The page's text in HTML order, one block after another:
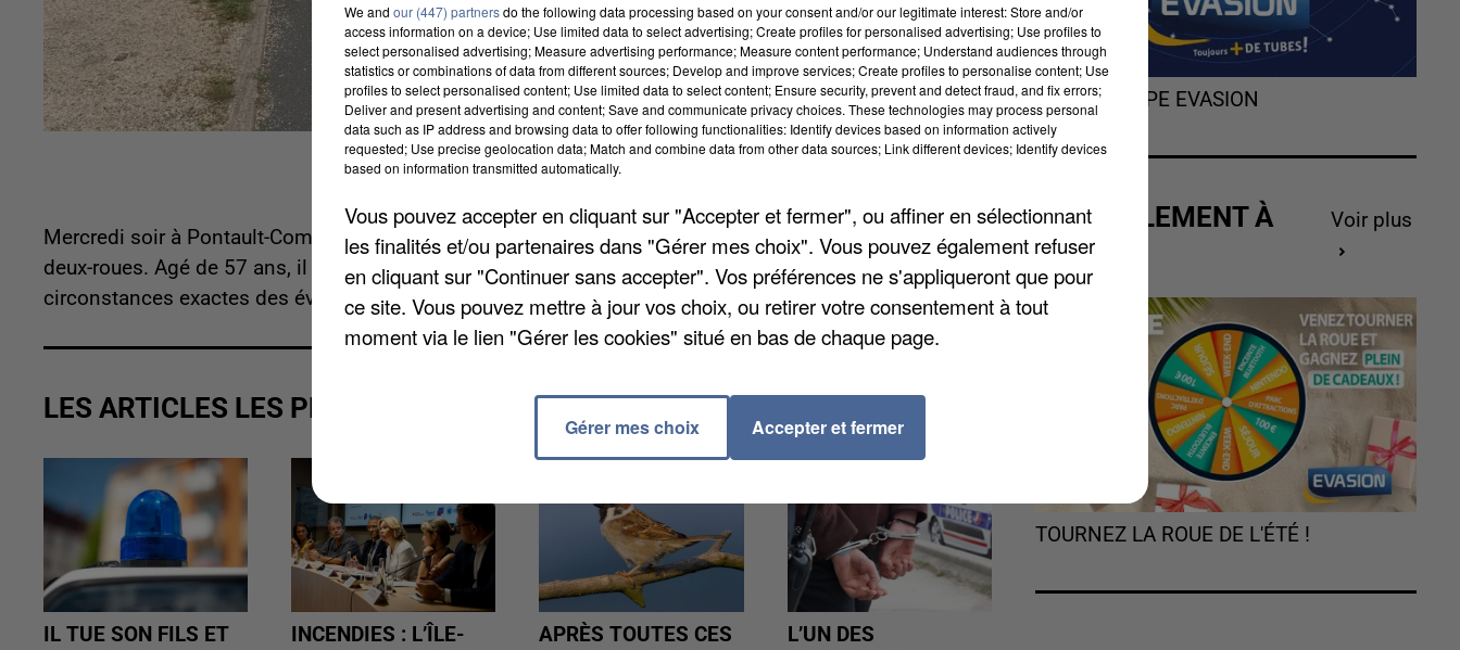
Mercredi soir à Pontault-Combault, sur la Départementale 604, un motard a perdu le contrôle de son
deux-roues. Agé de 57 ans, il a dû être transporté à l'hôpital par hélicoptère dans un état grave. Les
circonstances exactes des événements restaient, aux dernières nouvelles, à déterminer.
LES ARTICLES LES PLUS VUS
IL TUE SON FILS ET
INCENDIES : L’ÎLE-
APRÈS TOUTES CES
L’UN DES
L'HOROSCOPE EVASION
ACTUELLEMENT À
GAGNER
Voir plus
TOURNEZ LA ROUE DE L'ÉTÉ !
We and our (447) partnersdo the following data processing based on your consent and/or our legitimate interest: Store and/or
access information on a device; Use limited data to select advertising; Create profiles for personalised advertising; Use profiles to
select personalised advertising; Measure advertising performance; Measure content performance; Understand audiences through
statistics or combinations of data from different sources; Develop and improve services; Create profiles to personalise content; Use
profiles to select personalised content; Use limited data to select content; Ensure security, prevent and detect fraud, and fix errors;
Deliver and present advertising and content; Save and communicate privacy choices. These technologies may process personal
data such as IP address and browsing data to offer following functionalities: Identify devices based on information actively
requested; Use precise geolocation data; Match and combine data from other data sources; Link different devices; Identify devices
based on information transmitted automatically.
Vous pouvez accepter en cliquant sur "Accepter et fermer", ou affiner en sélectionnant
les finalités et/ou partenaires dans "Gérer mes choix". Vous pouvez également refuser
en cliquant sur "Continuer sans accepter". Vos préférences ne s'appliqueront que pour
ce site. Vous pouvez mettre à jour vos choix, ou retirer votre consentement à tout
moment via le lien "Gérer les cookies" situé en bas de chaque page.
Gérer mes choix Accepter et fermer